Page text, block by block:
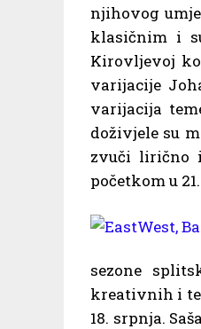
njihovog
klasičnim i
Kirovljevoj
varijacije
varijacija
doživjele su
zvuči lirično
početkom u
sezone
kreativnih i
18. srpnja.